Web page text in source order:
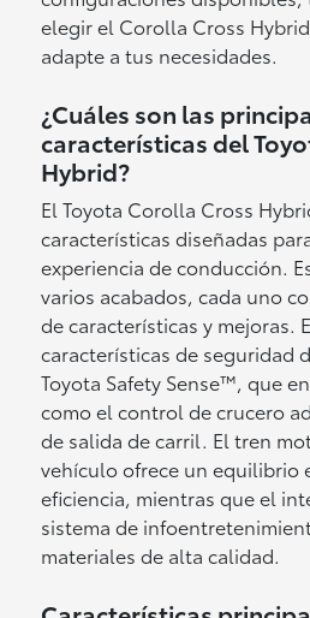
elegir el Corolla Cross
adapte a tus necesidades.
¿Cuáles son las
características del
Hybrid?
El Toyota Corolla Cross
características diseñadas
experiencia de conducción.
varios acabados, cada uno
de características y mejoras.
características de seguridad
Toyota Safety Sense™, que
como el control de crucero
de salida de carril. El tren
vehículo ofrece un equilibrio
eficiencia, mientras que el
sistema de
materiales de alta calidad.